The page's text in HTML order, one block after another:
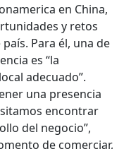
en China,
y retos
Para él, una de
es “la
adecuado”.
una presencia
encontrar
del negocio”,
de comerciar,